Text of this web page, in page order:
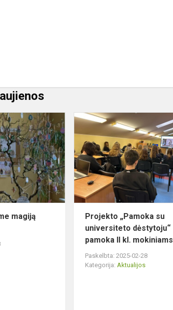
Iniciatyva
„Kuriame
magiją
kartu“
magiją
Projekto „Pamoka su
universiteto dėstytoju“
pamoka II kl. mokiniams
Paskelbta: 2025-02-28
Kategorija:Aktualijos